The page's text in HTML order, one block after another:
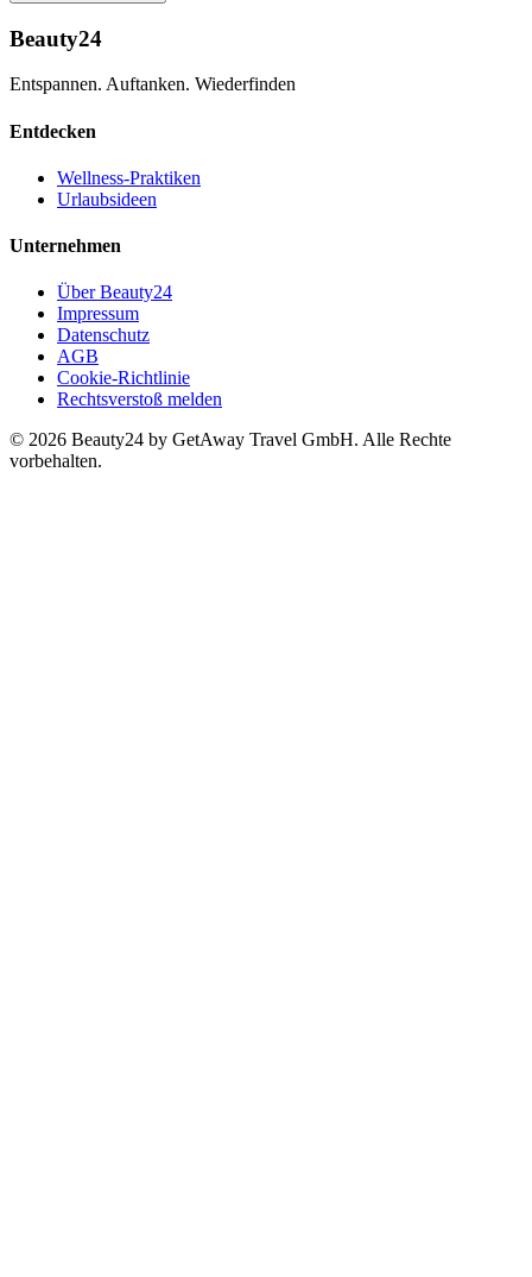
Beauty24
Entspannen. Auftanken. Wiederfinden
Entdecken
Wellness-Praktiken
Urlaubsideen
Unternehmen
Über Beauty24
Impressum
Datenschutz
AGB
Cookie-Richtlinie
Rechtsverstoß melden
© 2026 Beauty24 by GetAway Travel GmbH. Alle Rechte
vorbehalten.